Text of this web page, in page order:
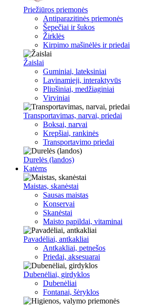
Priežiūros priemonės
Antiparazitinės priemonės
Šepečiai ir šukos
Žirklės
Kirpimo mašinėlės ir priedai
Žaislai
Guminiai, lateksiniai
Lavinamieji, interaktyvūs
Pliušiniai, medžiaginiai
Virviniai
Transportavimas, narvai, priedai
Boksai, narvai
Krepšiai, rankinės
Transportavimo priedai
Durelės (landos)
Katėms
Maistas, skanėstai
Sausas maistas
Konservai
Skanėstai
Maisto papildai, vitaminai
Pavadėliai, antkakliai
Antkakliai, petnešos
Priedai, aksesuarai
Dubenėliai, girdyklos
Dubenėliai
Fontanai, šėryklos